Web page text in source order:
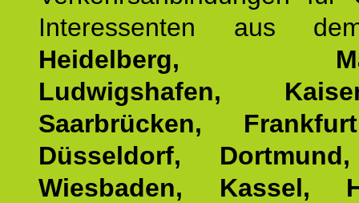
Interessenten aus
Heidelberg,
Ludwigshafen,
Saarbrücken,
Düsseldorf,
Wiesbaden, Kassel,